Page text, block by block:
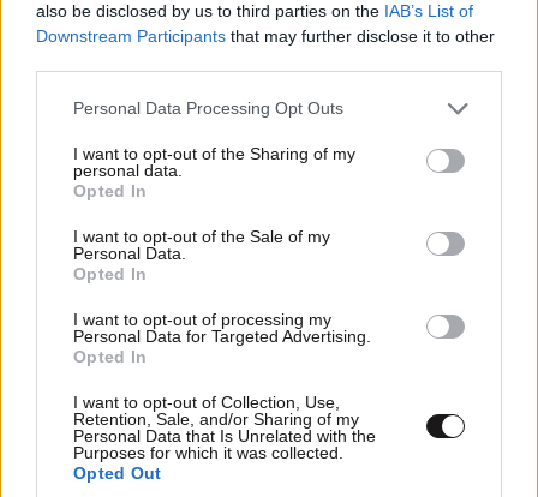
also be disclosed by us to third parties on the IAB’s List of
Downstream Participants that may further disclose it to other
Please note that this website/app uses one or more Google
not limited to your visit or usage behaviour. You may click to
grant or deny consent to Google and its third-party tags to
use your data for below specified purposes in below Google
consent section.
Personal Data Processing Opt Outs
I want to opt-out of the Sharing of my
personal data.
Opted In
I want to opt-out of the Sale of my
Personal Data.
Opted In
I want to opt-out of processing my
Personal Data for Targeted Advertising.
Opted In
I want to opt-out of Collection, Use,
Retention, Sale, and/or Sharing of my
Personal Data that Is Unrelated with the
Purposes for which it was collected.
Opted Out
Στο Α’ Νεκροταφείο το μνημόσυνο για τη Λένα
Σαμαρά – Συγγενείς και φίλοι στο πλευρό της
οικογένειας